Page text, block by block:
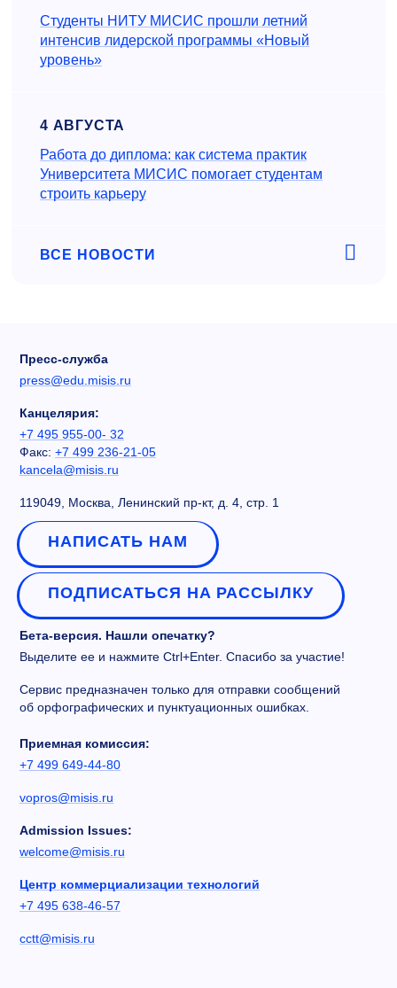
Студенты НИТУ МИСИС прошли летний
интенсив лидерской программы «Новый
уровень»
4 АВГУСТА
Работа до диплома: как система практик
Университета МИСИС помогает студентам
строить карьеру
ВСЕ НОВОСТИ
Пресс-служба
press@edu.misis.ru
Канцелярия:
+7 495 955-00- 32
Факс: +7 499 236-21-05
kancela@misis.ru
119049, Москва, Ленинский пр-кт, д. 4, стр. 1
НАПИСАТЬ НАМ
ПОДПИСАТЬСЯ НА РАССЫЛКУ
Бета-версия. Нашли опечатку?
Выделите ее и нажмите Ctrl+Enter. Спасибо за участие!
Сервис предназначен только для отправки сообщений
об орфографических и пунктуационных ошибках.
Приемная комиссия:
+7 499 649-44-80
vopros@misis.ru
Admission Issues:
welcome@misis.ru
Центр коммерциализации технологий
+7 495 638-46-57
cctt@misis.ru